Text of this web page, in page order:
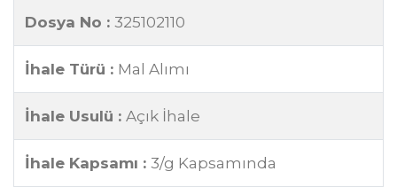
Dosya No : 325102110
İhale Türü : Mal Alımı
İhale Usulü : Açık İhale
İhale Kapsamı : 3/g Kapsamında